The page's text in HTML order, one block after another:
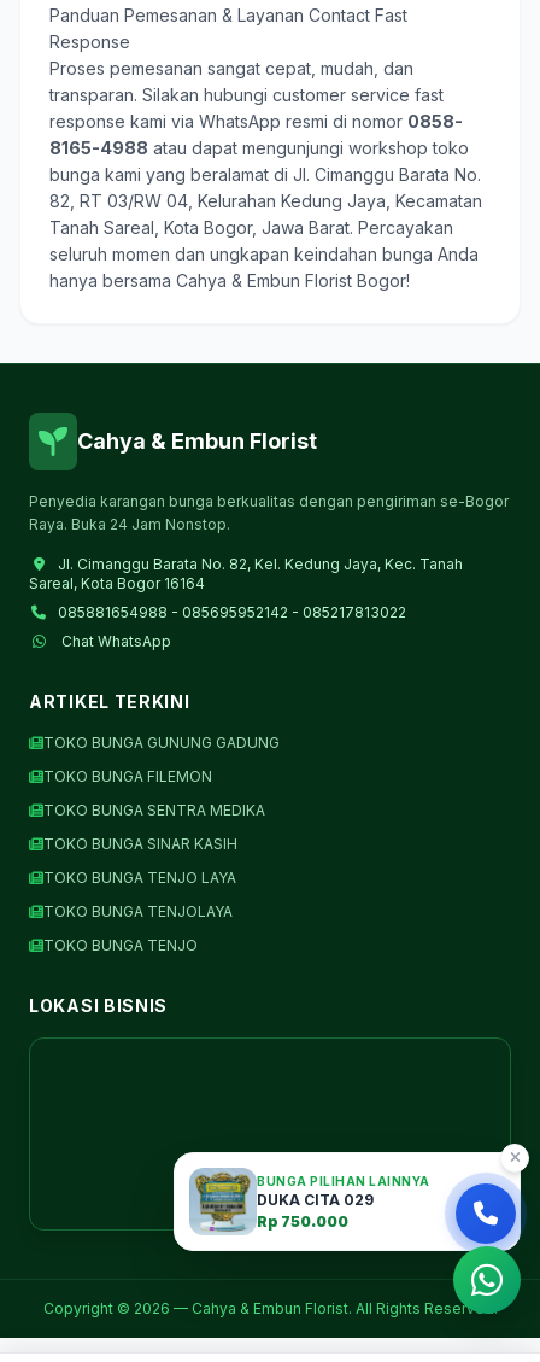
Panduan Pemesanan & Layanan Contact Fast
Response
Proses pemesanan sangat cepat, mudah, dan
transparan. Silakan hubungi customer service fast
response kami via WhatsApp resmi di nomor 0858-
8165-4988 atau dapat mengunjungi workshop toko
bunga kami yang beralamat di Jl. Cimanggu Barata No.
82, RT 03/RW 04, Kelurahan Kedung Jaya, Kecamatan
Tanah Sareal, Kota Bogor, Jawa Barat. Percayakan
seluruh momen dan ungkapan keindahan bunga Anda
hanya bersama Cahya & Embun Florist Bogor!
BUNGA PILIHAN LAINNYA
DUKA CITA 029
Rp 750.000
Cahya & Embun Florist
Penyedia karangan bunga berkualitas dengan pengiriman se-Bogor
Raya. Buka 24 Jam Nonstop.
Jl. Cimanggu Barata No. 82, Kel. Kedung Jaya, Kec. Tanah
Sareal, Kota Bogor 16164
085881654988 - 085695952142 - 085217813022
Chat WhatsApp
ARTIKEL TERKINI
TOKO BUNGA GUNUNG GADUNG
TOKO BUNGA FILEMON
TOKO BUNGA SENTRA MEDIKA
TOKO BUNGA SINAR KASIH
TOKO BUNGA TENJO LAYA
TOKO BUNGA TENJOLAYA
TOKO BUNGA TENJO
LOKASI BISNIS
Copyright © 2026 — Cahya & Embun Florist. All Rights Reserved.